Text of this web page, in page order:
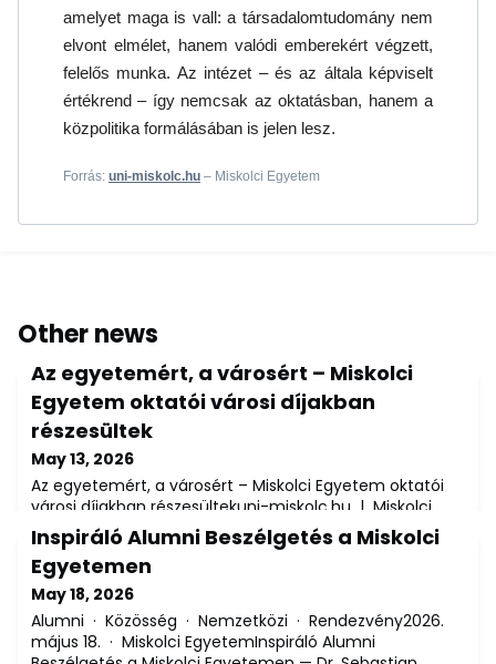
amelyet maga is vall: a társadalomtudomány nem
elvont elmélet, hanem valódi emberekért végzett,
felelős munka. Az intézet – és az általa képviselt
értékrend – így nemcsak az oktatásban, hanem a
közpolitika formálásában is jelen lesz.
Forrás: uni-miskolc.hu – Miskolci Egyetem
Other news
Az egyetemért, a városért – Miskolci
Egyetem oktatói városi díjakban
részesültek
May 13, 2026
Az egyetemért, a városért – Miskolci Egyetem oktatói
városi díjakban részesültekuni-miskolc.hu | Miskolci
Egyetem – 2026. május 13. / Frissítve: 2026. május
14.Miskolc város napján, 2026. május 11-én a Miskolci
Egyetemhez kötődő oktatók munkásságát is városi
díjakkal ismerték el. Kitüntetést kapott prof. dr. Csák
Csilla, az Állam- és Jogtudományi Kar dékánja, dr. Jálics
Károly címzetes egyetemi
Inspiráló Alumni Beszélgetés a Miskolci
Egyetemen
May 18, 2026
Alumni · Közösség · Nemzetközi · Rendezvény2026.
május 18. · Miskolci EgyetemInspiráló Alumni